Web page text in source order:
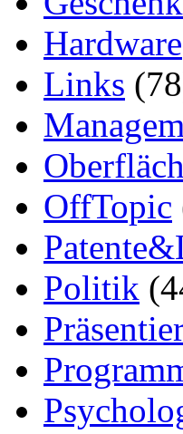
Hardware
Links
OffTopic
Politik